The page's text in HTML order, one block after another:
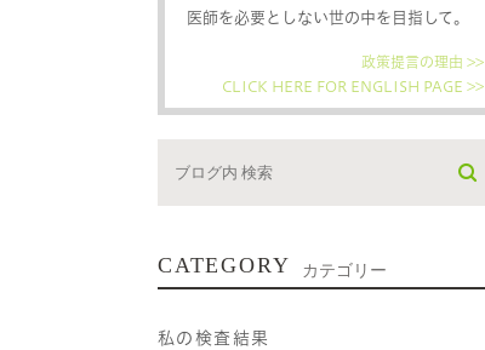
医師を必要としない世の中を目指して。
政策提言の理由 >>
CLICK HERE FOR ENGLISH PAGE >>
CATEGORY カテゴリー
私の検査結果